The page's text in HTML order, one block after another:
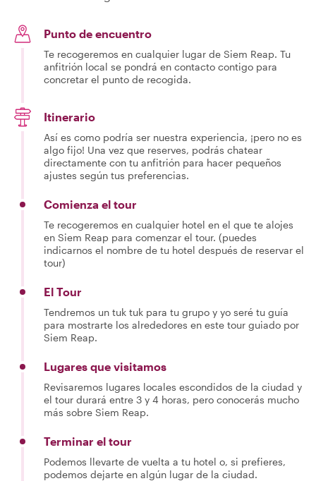
Punto de encuentro
Te recogeremos en cualquier lugar de Siem Reap. Tu
anfitrión local se pondrá en contacto contigo para
concretar el punto de recogida.
Itinerario
Así es como podría ser nuestra experiencia, ¡pero no es
algo fijo! Una vez que reserves, podrás chatear
directamente con tu anfitrión para hacer pequeños
ajustes según tus preferencias.
Comienza el tour
Te recogeremos en cualquier hotel en el que te alojes
en Siem Reap para comenzar el tour. (puedes
indicarnos el nombre de tu hotel después de reservar el
tour)
El Tour
Tendremos un tuk tuk para tu grupo y yo seré tu guía
para mostrarte los alrededores en este tour guiado por
Siem Reap.
Lugares que visitamos
Revisaremos lugares locales escondidos de la ciudad y
el tour durará entre 3 y 4 horas, pero conocerás mucho
más sobre Siem Reap.
Terminar el tour
Podemos llevarte de vuelta a tu hotel o, si prefieres,
podemos dejarte en algún lugar de la ciudad.